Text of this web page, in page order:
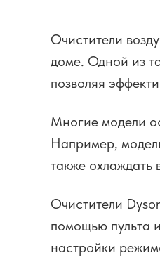
Очистители
доме. Одной из
позволяя
Многие модели
Например,
также охлаждать
Очистители
помощью пульта
настройки